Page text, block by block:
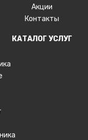
Акции
Контакты
КАТАЛОГ УСЛУГ